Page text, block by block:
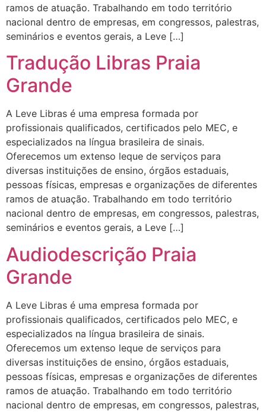
ramos de atuação. Trabalhando em todo território
nacional dentro de empresas, em congressos, palestras,
seminários e eventos gerais, a Leve […]
Tradução Libras Praia
Grande
A Leve Libras é uma empresa formada por
profissionais qualificados, certificados pelo MEC, e
especializados na língua brasileira de sinais.
Oferecemos um extenso leque de serviços para
diversas instituições de ensino, órgãos estaduais,
pessoas físicas, empresas e organizações de diferentes
ramos de atuação. Trabalhando em todo território
nacional dentro de empresas, em congressos, palestras,
seminários e eventos gerais, a Leve […]
Audiodescrição Praia
Grande
A Leve Libras é uma empresa formada por
profissionais qualificados, certificados pelo MEC, e
especializados na língua brasileira de sinais.
Oferecemos um extenso leque de serviços para
diversas instituições de ensino, órgãos estaduais,
pessoas físicas, empresas e organizações de diferentes
ramos de atuação. Trabalhando em todo território
nacional dentro de empresas, em congressos, palestras,